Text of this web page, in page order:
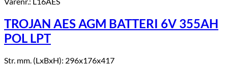
TROJAN AES AGM BATTERI 6V 355AH
POL LPT
Str. mm. (LxBxH): 296x176x417